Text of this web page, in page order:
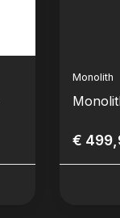
Monolith
€